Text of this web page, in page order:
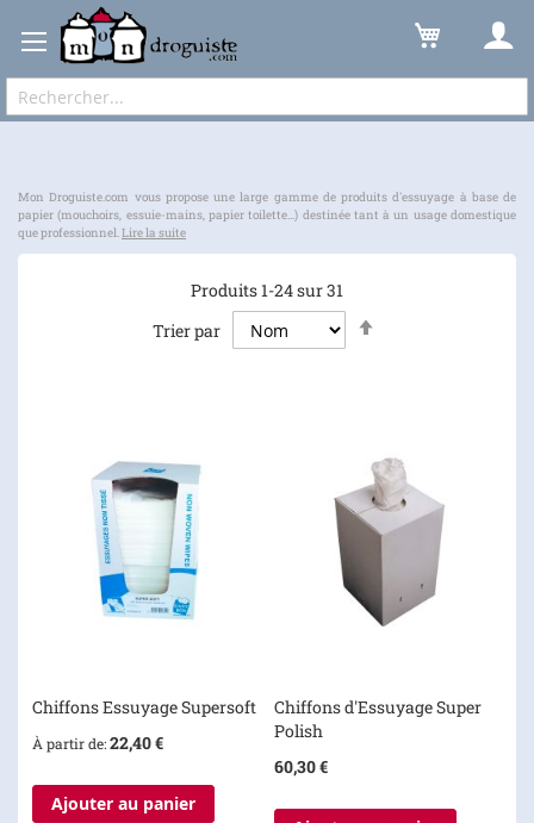
Expédition sous 48 à 72h et frais de port à partir de 6,90 € !
Articles Ménagers
Mon Droguiste.com vous propose une large gamme de produits d'essuyage à base de
papier (mouchoirs, essuie-mains, papier toilette...) destinée tant à un usage domestique
que professionnel.Lire la suite
Produits1-24sur31
Trier par
Chiffons Essuyage Supersoft
À partir de 22,40 €
Ajouter au panier
Chiffons d'Essuyage Super
Polish
60,30 €